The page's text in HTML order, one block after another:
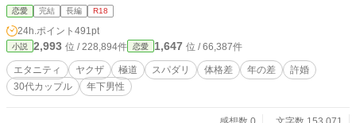
在の外国人が溢れかえり、それは地方都市にまで及んでい
た。容赦のない暴力、略奪、そのカネは一体どこに流れてい
るのか。息を潜めながらも社会の裏側に未だ存在していた日
本の暴力団組織は業を煮やし、一つの大きな連合を立
て……。 ◇ ◆ ◇ 奥手な撫子とBIG LOVE宗一郎のお試し同棲
生活から始まる王道婚約騒動ストーリーです。 (R18シーンに
は※) (ムーンライトノベルズにも掲載)
恋愛 完結 長編 R18
24h.ポイント 491pt
小説 2,993 位 / 228,894件 恋愛 1,647 位 / 66,387件
エタニティ ヤクザ 極道 スパダリ 体格差 年の差
許婚
30代カップル
年下男性